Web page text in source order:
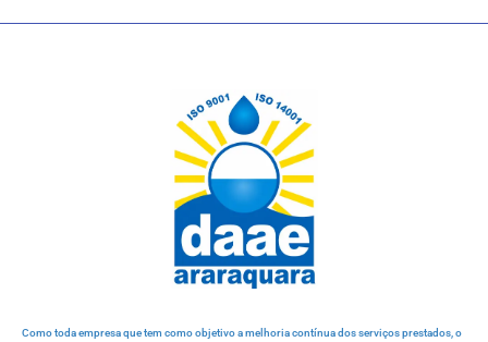
Como toda empresa que tem como objetivo a melhoria contínua dos serviços prestados, o